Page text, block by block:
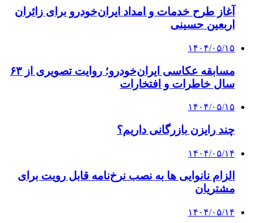
آغاز طرح خدمات و امداد ایران‌خودرو برای زائران
اربعین حسینی
۱۴۰۴/۰۵/۱۵
مسابقه عکاسی ایران‌خودرو؛ روایت تصویری از ۶۳
سال خاطرات و افتخارات
۱۴۰۴/۰۵/۱۵
چند رایزن بازرگانی داریم؟
۱۴۰۴/۰۵/۱۴
الزام نانوایی ها به نصب نرخ‌نامه قابل رویت برای
مشتریان
۱۴۰۴/۰۵/۱۴